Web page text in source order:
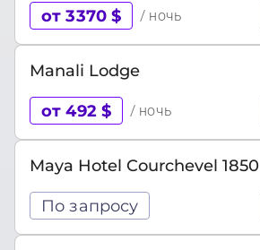
от 3370 $ / ночь
Manali Lodge
от 492 $ / ночь
Maya Hotel Courchevel 1850
По запросу